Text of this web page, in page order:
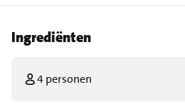
Ingrediënten
4 personen